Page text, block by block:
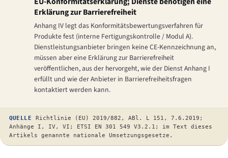
Erklärung zur Barrierefreiheit
Anhang IV legt das Konformitätsbewertungsverfahren für
Produkte fest (interne Fertigungskontrolle / Modul A).
Dienstleistungsanbieter bringen keine CE-Kennzeichnung an,
müssen aber eine Erklärung zur Barrierefreiheit
veröffentlichen, aus der hervorgeht, wie der Dienst Anhang I
erfüllt und wie der Anbieter in Barrierefreiheitsfragen
kontaktiert werden kann.
QUELLE
Richtlinie (EU) 2019/882, ABl. L 151, 7.6.2019;
Anhänge I, IV, VI; ETSI EN 301 549 V3.2.1; im Text dieses
Artikels genannte nationale Umsetzungsgesetze.